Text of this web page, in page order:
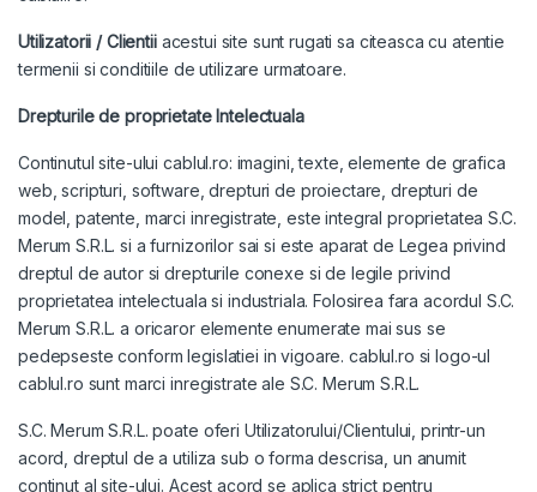
Utilizatorii / Clientiiacestui site sunt rugati sa citeasca cu atentie
termenii si conditiile de utilizare urmatoare.
Drepturile de proprietate Intelectuala
Continutul site-ului cablul.ro: imagini, texte, elemente de grafica
web, scripturi, software, drepturi de proiectare, drepturi de
model, patente, marci inregistrate, este integral proprietatea S.C.
Merum S.R.L. si a furnizorilor sai si este aparat de Legea privind
dreptul de autor si drepturile conexe si de legile privind
proprietatea intelectuala si industriala. Folosirea fara acordul S.C.
Merum S.R.L. a oricaror elemente enumerate mai sus se
pedepseste conform legislatiei in vigoare. cablul.ro si logo-ul
cablul.ro sunt marci inregistrate ale S.C. Merum S.R.L.
S.C. Merum S.R.L. poate oferi Utilizatorului/Clientului, printr-un
acord, dreptul de a utiliza sub o forma descrisa, un anumit
continut al site-ului. Acest acord se aplica strict pentru